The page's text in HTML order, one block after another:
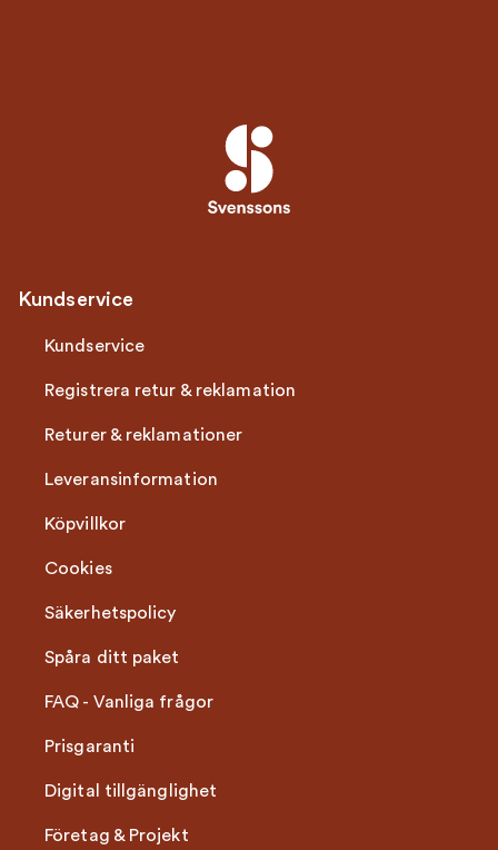
Kundservice
Kundservice
Registrera retur & reklamation
Returer & reklamationer
Leveransinformation
Köpvillkor
Cookies
Säkerhetspolicy
Spåra ditt paket
FAQ - Vanliga frågor
Prisgaranti
Digital tillgänglighet
Företag & Projekt